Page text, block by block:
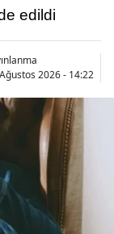
edildi
2026 - 14:22